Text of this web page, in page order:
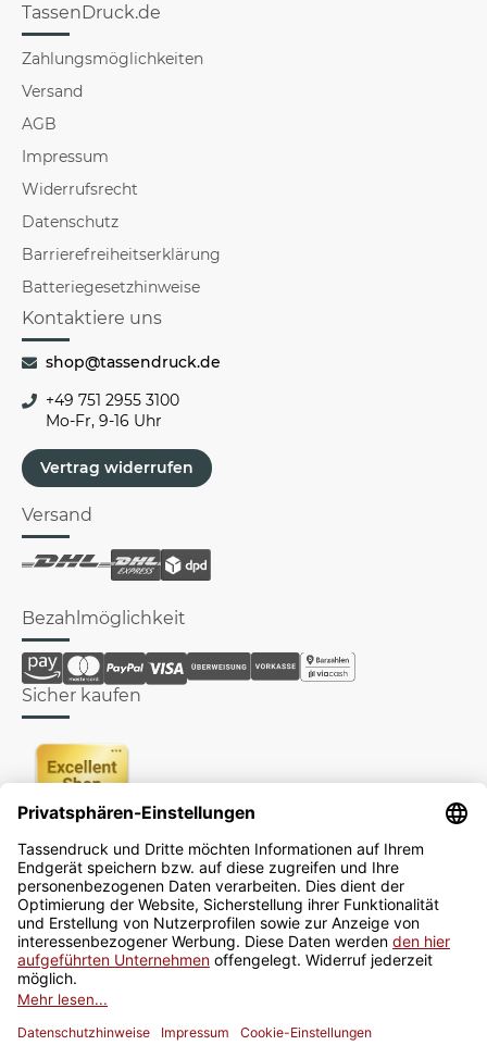
TassenDruck.de
Zahlungsmöglichkeiten
Versand
AGB
Impressum
Widerrufsrecht
Datenschutz
Barrierefreiheitserklärung
Batteriegesetzhinweise
Kontaktiere uns
shop@tassendruck.de
+49 751 2955 3100
Mo-Fr, 9-16 Uhr
Vertrag widerrufen
Versand
Bezahlmöglichkeit
Sicher kaufen
Newsletter